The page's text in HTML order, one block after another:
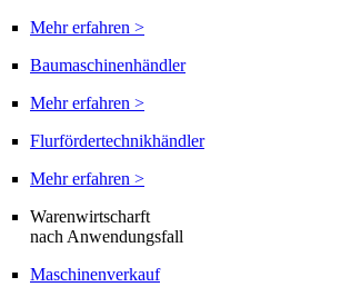
Mehr erfahren >
Baumaschinenhändler
Mehr erfahren >
Flurfördertechnikhändler
Mehr erfahren >
Warenwirtscharft
nach Anwendungsfall
Maschinenverkauf